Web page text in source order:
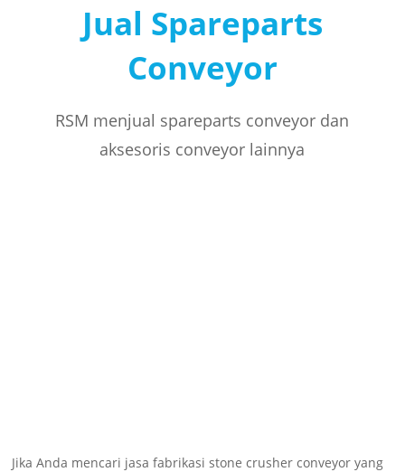
Jual Spareparts
Conveyor
RSM menjual spareparts conveyor dan
aksesoris conveyor lainnya
Jika Anda mencari jasa fabrikasi stone crusher conveyor yang